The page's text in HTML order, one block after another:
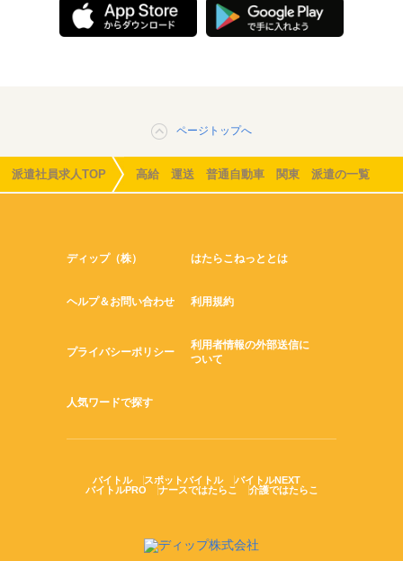
ページトップへ
派遣社員求人TOP 高給 運送 普通自動車 関東 派遣の一覧
ディップ（株） はたらこねっととは
ヘルプ＆お問い合わせ 利用規約
プライバシーポリシー
利用者情報の外部送信に
ついて
人気ワードで探す
バイトル スポットバイトル
バイトルNEXT
バイトルPRO
ナースではたらこ 介護ではたらこ